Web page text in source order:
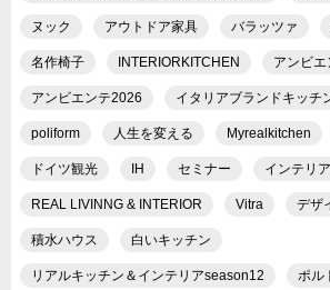
ヌック アウトドア家具 バラッツァ
名作椅子 INTERIORKITCHEN アンビエ
アンビエンテ2026 イタリアブランドキッチ
poliform 人生を変える Myrealkitchen
ドイツ観光 IH セミナー インテリ
REAL LIVINNG & INTERIOR Vitra デザ
積水ハウス 白いキッチン
リアルキッチン＆インテリアseason12 ポル